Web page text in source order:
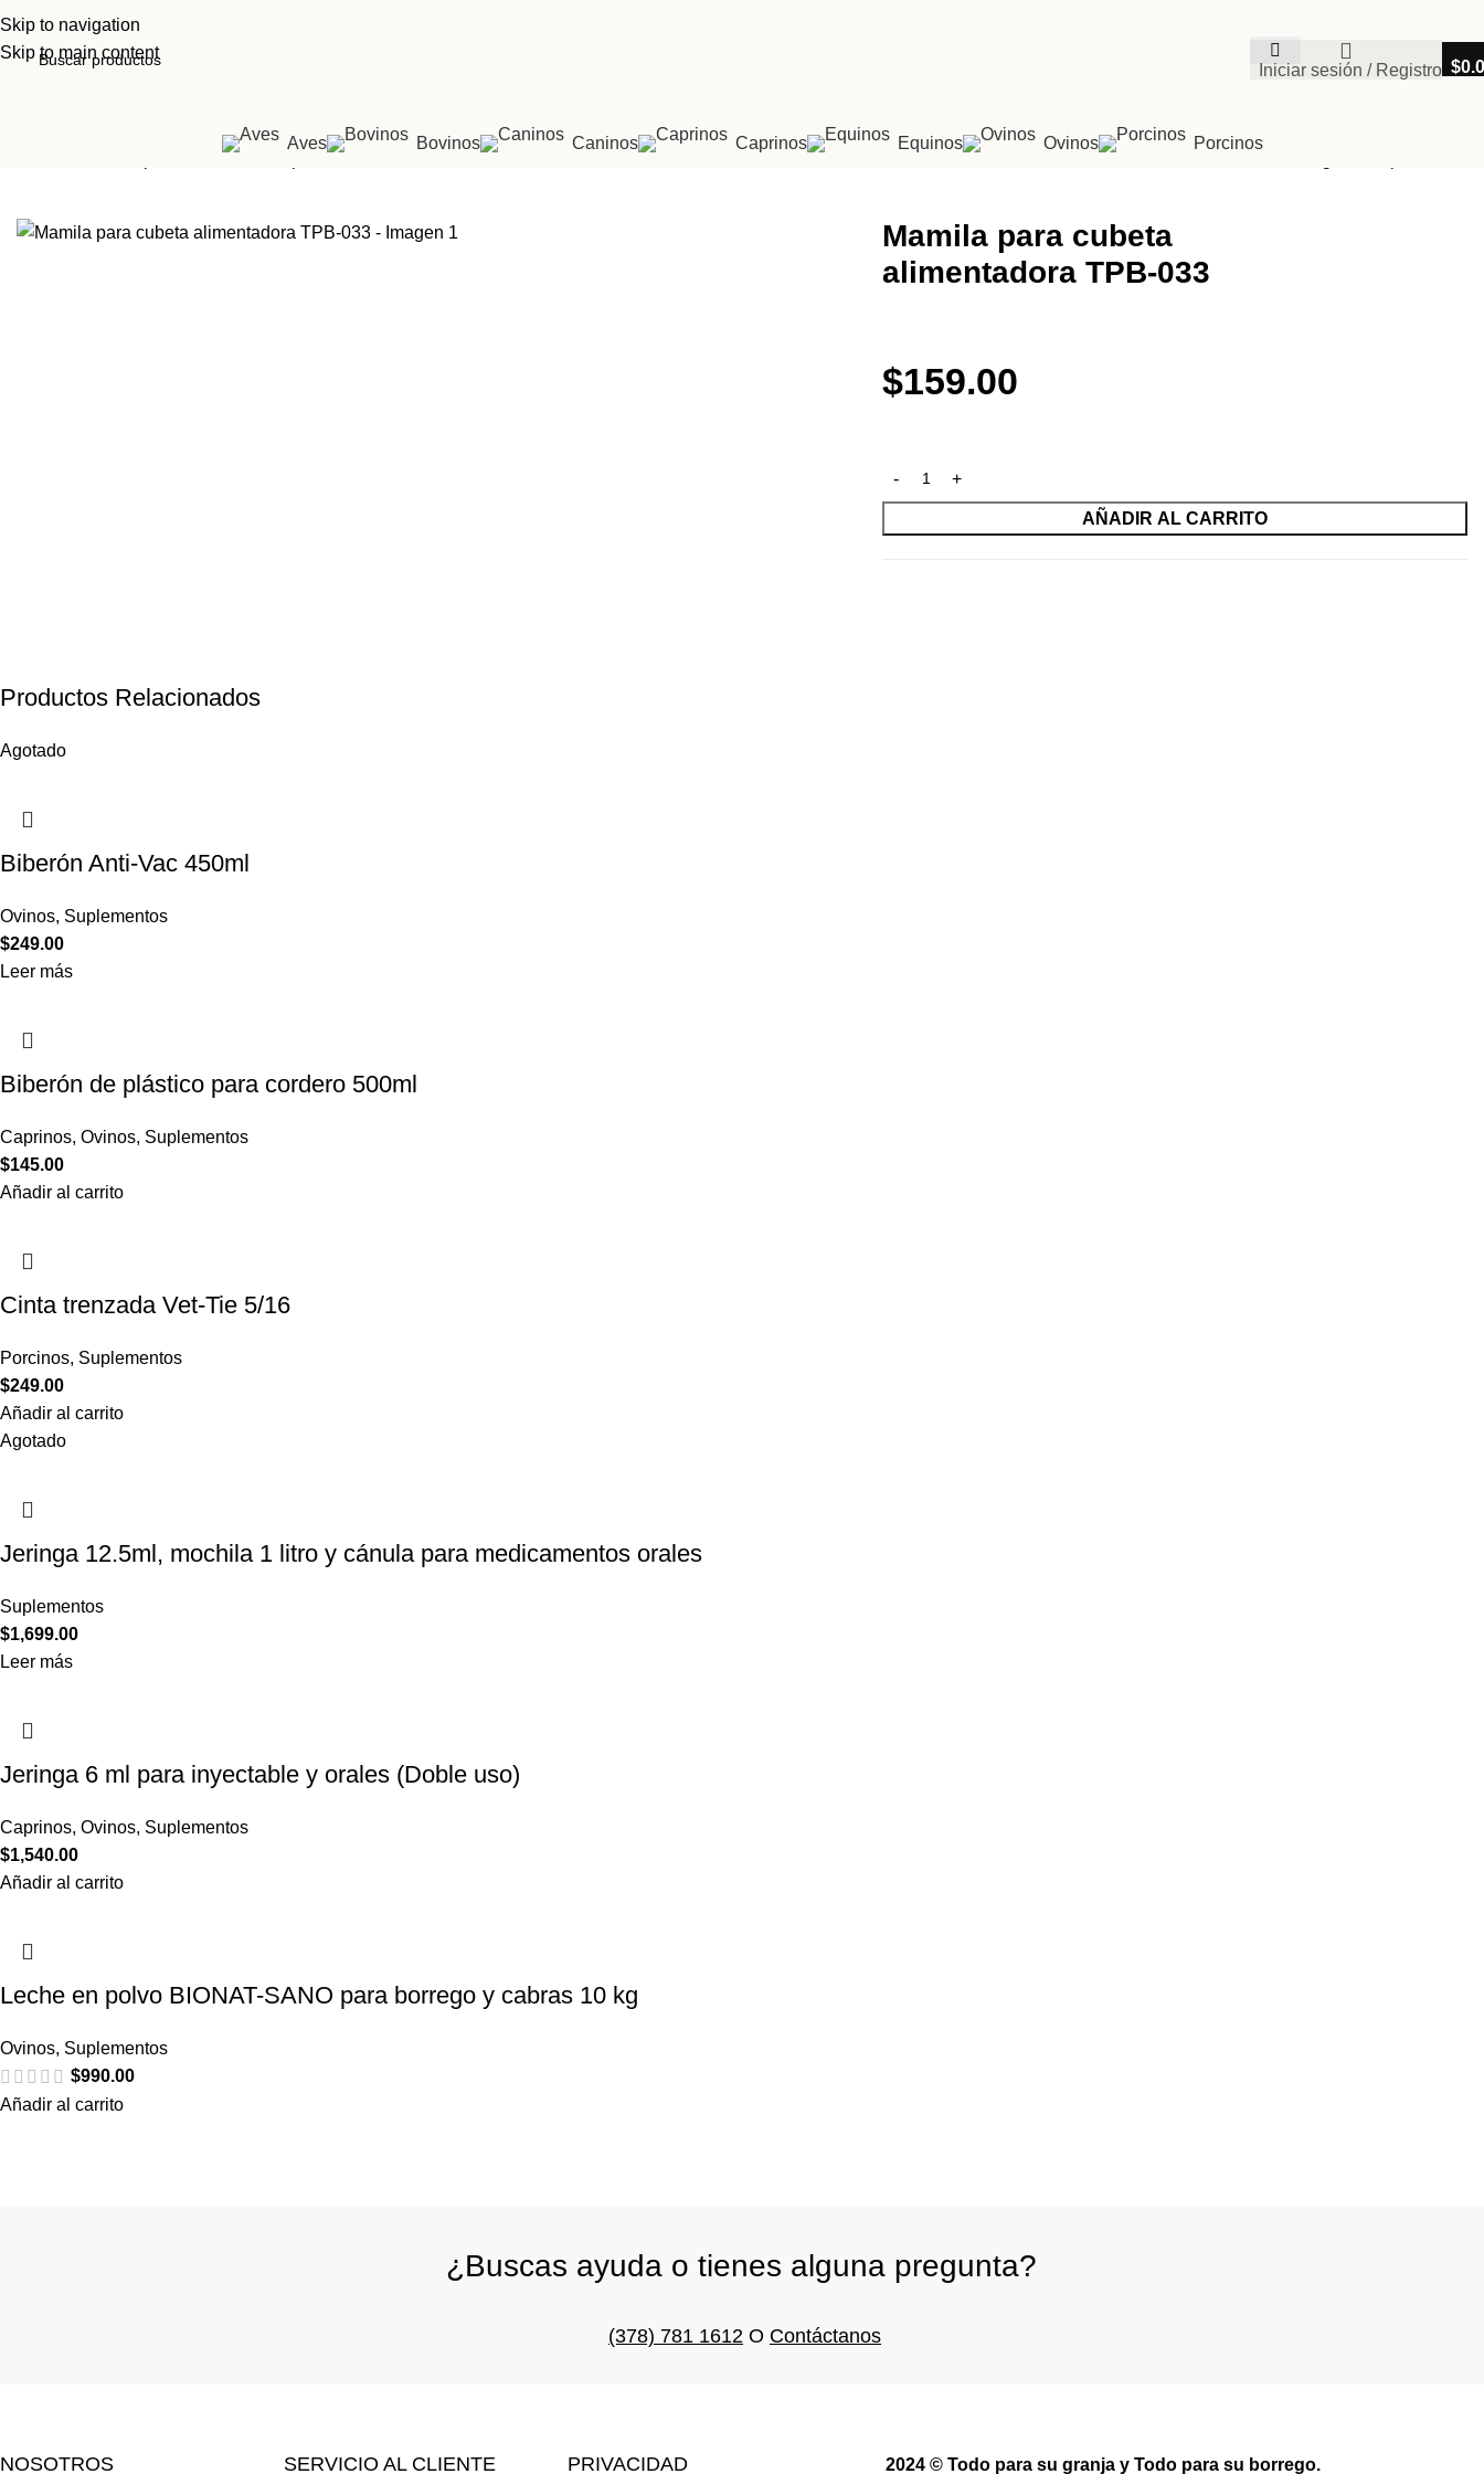
Skip to navigation
Skip to main content
Iniciar sesión / Registro $
Aves Bovinos Caninos Caprinos Equinos Ovinos
Porcinos
Mamila para cubeta
alimentadora TPB-033
$159.00
AÑADIR AL CARRITO
Productos Relacionados
Agotado
Biberón Anti-Vac 450ml
Ovinos, Suplementos
$249.00
Leer más
Biberón de plástico para cordero 500ml
Caprinos, Ovinos, Suplementos
$145.00
Añadir al carrito
Cinta trenzada Vet-Tie 5/16
Porcinos, Suplementos
$249.00
Añadir al carrito
Agotado
Jeringa 12.5ml, mochila 1 litro y cánula para medicamentos orales
Suplementos
$1,699.00
Leer más
Jeringa 6 ml para inyectable y orales (Doble uso)
Caprinos, Ovinos, Suplementos
$1,540.00
Añadir al carrito
Leche en polvo BIONAT-SANO para borrego y cabras 10 kg
Ovinos, Suplementos
$990.00
Añadir al carrito
¿Buscas ayuda o tienes alguna pregunta?
(378) 781 1612O Contáctanos
NOSOTROS SERVICIO AL CLIENTE PRIVACIDAD 2024 © Todo para su granja y Todo para su borrego.